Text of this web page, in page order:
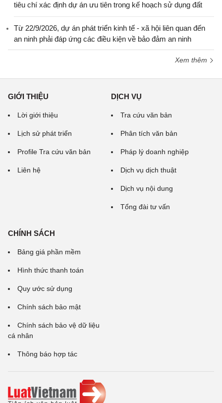
tiêu chí xác định dự án ưu tiên trong kế hoạch sử dụng đất
Từ 22/9/2026, dự án phát triển kinh tế - xã hội liên quan đến
an ninh phải đáp ứng các điều kiện về bảo đảm an ninh
Xem thêm
GIỚI THIỆU
Lời giới thiệu
Lịch sử phát triển
Profile Tra cứu văn bản
Liên hệ
DỊCH VỤ
Tra cứu văn bản
Phân tích văn bản
Pháp lý doanh nghiệp
Dịch vụ dịch thuật
Dịch vụ nội dung
Tổng đài tư vấn
CHÍNH SÁCH
Bảng giá phần mềm
Hình thức thanh toán
Quy ước sử dụng
Chính sách bảo mật
Chính sách bảo vệ dữ liệu
cá nhân
Thông báo hợp tác